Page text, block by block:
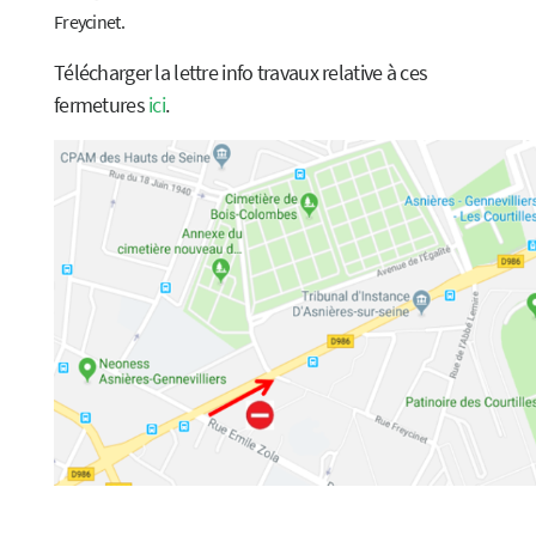
Freycinet.
Télécharger la lettre info travaux relative à ces
fermeturesici.